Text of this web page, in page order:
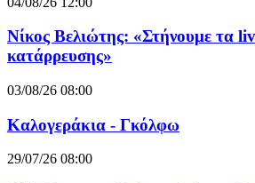
Νίκος Βελιώτης: «Στήνουμε τα
κατάρρευσης»
03/08/26 08:00
Καλογεράκια - Γκόλφω
29/07/26 08:00